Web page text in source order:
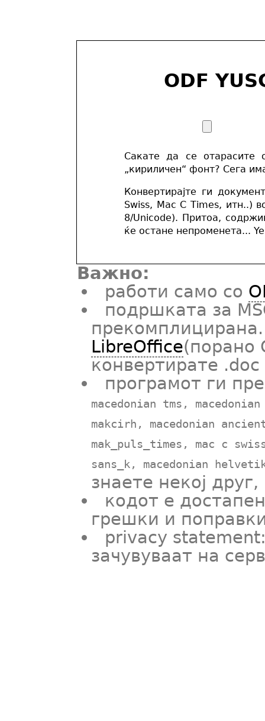
ODF
Сакате да се отарасите
„кириличен“ фонт? Сега
Конвертирајте ги
Swiss, Mac C Times, итн..)
8/Unicode). Притоа,
ќе остане непроменета...
Важно:
работи само со
подршката за
LibreOffice(порано
конвертирате
програмот ги
macedonian tms,
makcirh, macedonian
mak_puls_times, mac c
sans_k, macedonian
знаете некој
кодот е
грешки и
privacy
зачувуваат на